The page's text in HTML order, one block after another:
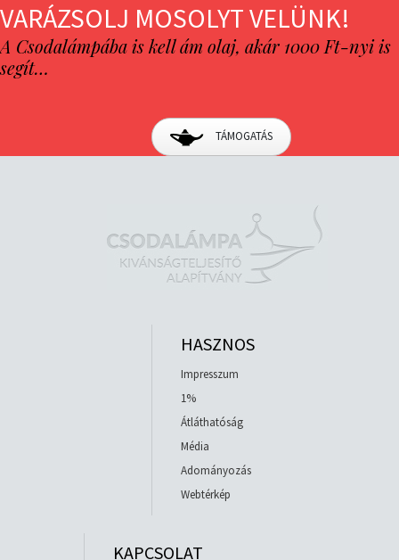
VARÁZSOLJ MOSOLYT VELÜNK!
A Csodalámpába is kell ám olaj, akár 1000 Ft-nyi is
segít…
TÁMOGATÁS
HASZNOS
Impresszum
1%
Átláthatóság
Média
Adományozás
Webtérkép
KAPCSOLAT